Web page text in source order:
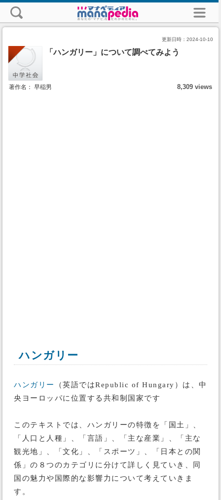
更新日時： 2024-10-10
「ハンガリー」について調べてみよう
著作名： 早稲男 8,309 views
ハンガリー
ハンガリー
（英語ではRepublic of Hungary）は、中
央ヨーロッパに位置する共和制国家です
このテキストでは、ハンガリーの特徴を「国土」、
「人口と人種」、「言語」、「主な産業」、「主な
観光地」、「文化」、「スポーツ」、「日本との関
係」の８つのカテゴリに分けて詳しく見ていき、同
国の魅力や国際的な影響力について考えていきま
す。